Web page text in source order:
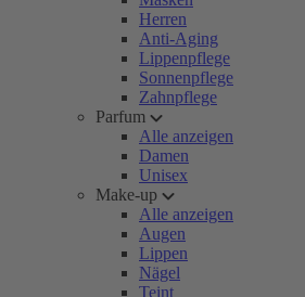
Herren
Anti-Aging
Lippenpflege
Sonnenpflege
Zahnpflege
Parfum
Alle anzeigen
Damen
Unisex
Make-up
Alle anzeigen
Augen
Lippen
Nägel
Teint